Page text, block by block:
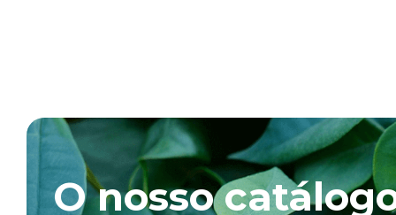
O nosso